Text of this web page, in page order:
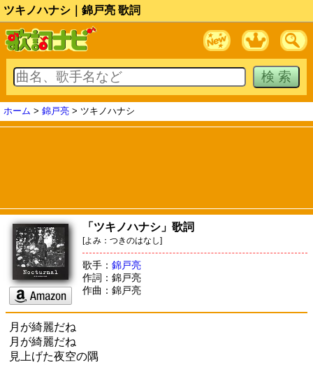
ツキノハナシ｜錦戸亮 歌詞
ホーム > 錦戸亮 > ツキノハナシ
「ツキノハナシ」歌詞
[よみ：つきのはなし]
歌手： 錦戸亮
作詞：錦戸亮
作曲：錦戸亮
月が綺麗だね
月が綺麗だね
見上げた夜空の隅